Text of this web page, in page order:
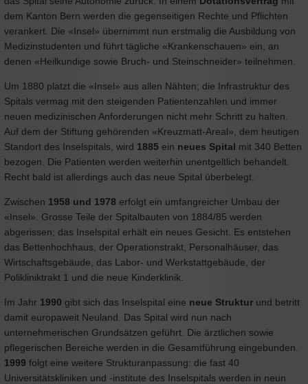
dem Kanton Bern werden die gegenseitigen Rechte und Pflichten
verankert. Die «Insel» übernimmt nun erstmalig die Ausbildung von
Medizinstudenten und führt tägliche «Krankenschauen» ein, an
denen «Heilkundige sowie Bruch- und Steinschneider» teilnehmen.
Um 1880 platzt die «Insel» aus allen Nähten; die Infrastruktur des
Spitals vermag mit den steigenden Patientenzahlen und immer
neuen medizinischen Anforderungen nicht mehr Schritt zu halten.
Auf dem der Stiftung gehörenden «Kreuzmatt-Areal», dem heutigen
Standort des Inselspitals, wird 1885 ein neues Spital mit 340 Betten
bezogen. Die Patienten werden weiterhin unentgeltlich behandelt.
Recht bald ist allerdings auch das neue Spital überbelegt.
Zwischen 1958 und 1978 erfolgt ein umfangreicher Umbau der
«Insel». Grosse Teile der Spitalbauten von 1884/85 werden
abgerissen; das Inselspital erhält ein neues Gesicht. Es entstehen
das Bettenhochhaus, der Operationstrakt, Personalhäuser, das
Wirtschaftsgebäude, das Labor- und Werkstattgebäude, der
Polikliniktrakt 1 und die neue Kinderklinik.
Im Jahr 1990 gibt sich das Inselspital eine neue Struktur und betritt
damit europaweit Neuland. Das Spital wird nun nach
unternehmerischen Grundsätzen geführt. Die ärztlichen sowie
pflegerischen Bereiche werden in die Gesamtführung eingebunden.
1999 folgt eine weitere Strukturanpassung: die fast 40
Universitätskliniken und -institute des Inselspitals werden in neun